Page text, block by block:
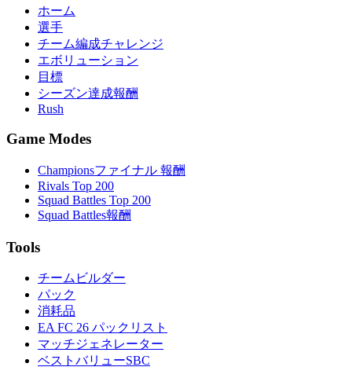
ホーム
選手
チーム編成チャレンジ
エボリューション
目標
シーズン達成報酬
Rush
Game Modes
Championsファイナル 報酬
Rivals Top 200
Squad Battles Top 200
Squad Battles報酬
Tools
チームビルダー
パック
消耗品
EA FC 26 パックリスト
マッチジェネレーター
ベストバリューSBC